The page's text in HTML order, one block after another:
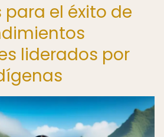
para el éxito de
liderados por